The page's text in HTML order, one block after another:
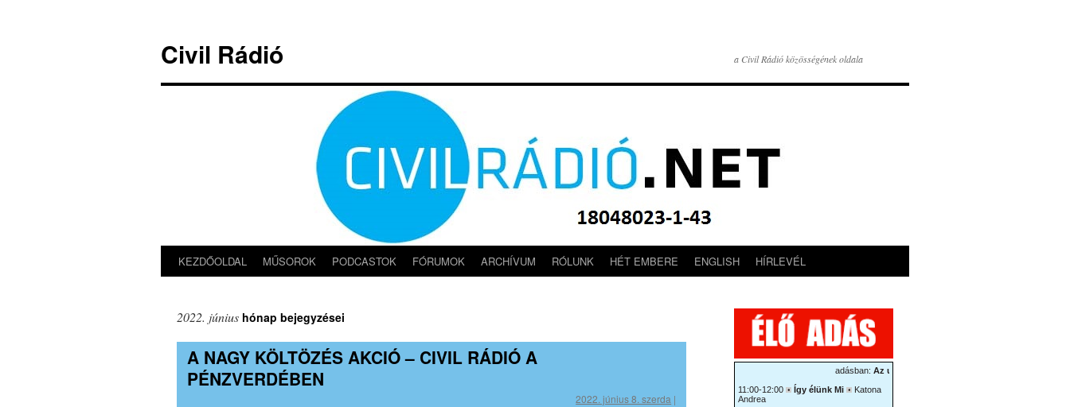
tartalomba
Civil Rádió a Civil Rádió közösségének oldala
KEZDŐOLDAL MŰSOROK PODCASTOK FÓRUMOK ARCHÍVUM RÓLUNK HÉT EMBERE ENGLISH HÍRLEVÉL
2022. június hónap bejegyzései
A NAGY KÖLTÖZÉS AKCIÓ – CIVIL RÁDIÓ A
PÉNZVERDÉBEN
2022. június 8. szerda |